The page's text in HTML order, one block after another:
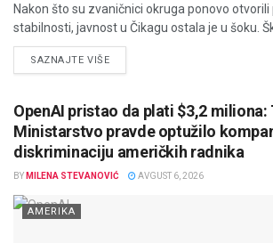
Nakon što su zvaničnici okruga ponovo
stabilnosti, javnost u Čikagu ostala je u šoku.
SAZNAJTE VIŠEDETAILS
OpenAI pristao da plati $3,2 miliona:
Ministarstvo pravde optužilo
diskriminaciju američkih radnika
BY MILENA STEVANOVIĆ AVGUST 6, 2026
AMERIKA